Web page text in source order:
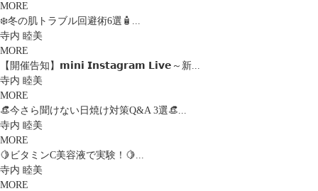
MORE
❄️冬の肌トラブル回避術6選🧴...
寺内 睦美
MORE
【開催告知】𝗺𝗶𝗻𝗶 𝗜𝗻𝘀𝘁𝗮𝗴𝗿𝗮𝗺 𝗟𝗶𝘃𝗲～新...
寺内 睦美
MORE
👒今さら聞けない日焼け対策Q&A 3選👒...
寺内 睦美
MORE
🍋ビタミンC美容液で実験！🍋...
寺内 睦美
MORE